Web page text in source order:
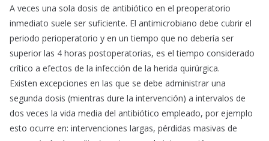
A veces una sola dosis de antibiótico en el preoperatorio
inmediato suele ser suficiente. El antimicrobiano debe cubrir el
periodo perioperatorio y en un tiempo que no debería ser
superior las 4 horas postoperatorias, es el tiempo considerado
crítico a efectos de la infección de la herida quirúrgica.
Existen excepciones en las que se debe administrar una
segunda dosis (mientras dure la intervención) a intervalos de
dos veces la vida media del antibiótico empleado, por ejemplo
esto ocurre en: intervenciones largas, pérdidas masivas de